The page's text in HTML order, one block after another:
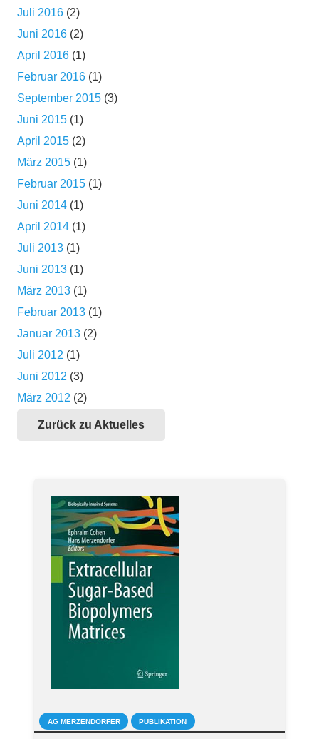
Juli 2016 (2)
Juni 2016 (2)
April 2016 (1)
Februar 2016 (1)
September 2015 (3)
Juni 2015 (1)
April 2015 (2)
März 2015 (1)
Februar 2015 (1)
Juni 2014 (1)
April 2014 (1)
Juli 2013 (1)
Juni 2013 (1)
März 2013 (1)
Februar 2013 (1)
Januar 2013 (2)
Juli 2012 (1)
Juni 2012 (3)
März 2012 (2)
Zurück zu Aktuelles
AG MERZENDORFER PUBLIKATION